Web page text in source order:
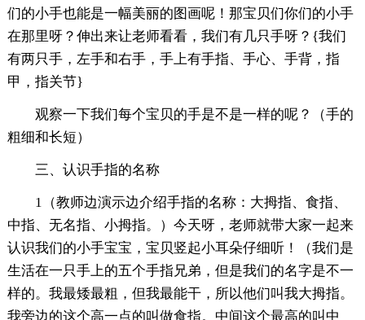
们的小手也能是一幅美丽的图画呢！那宝贝们你们的小手
在那里呀？伸出来让老师看看，我们有几只手呀？{我们
有两只手，左手和右手，手上有手指、手心、手背，指
甲，指关节}
观察一下我们每个宝贝的手是不是一样的呢？（手的
粗细和长短）
三、认识手指的名称
1（教师边演示边介绍手指的名称：大拇指、食指、
中指、无名指、小拇指。）今天呀，老师就带大家一起来
认识我们的小手宝宝，宝贝竖起小耳朵仔细听！（我们是
生活在一只手上的五个手指兄弟，但是我们的名字是不一
样的。我最矮最粗，但我最能干，所以他们叫我大拇指。
我旁边的这个高一点的叫做食指。中间这个最高的叫中